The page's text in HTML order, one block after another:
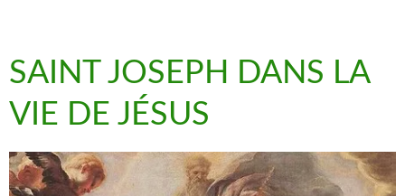
SAINT JOSEPH DANS LA
VIE DE JÉSUS